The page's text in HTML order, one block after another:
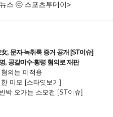
스 ⓒ 스포츠투데이>
, 문자·녹취록 증거 공개 [ST이슈]
, 공갈미수·횡령 혐의로 재판
의는 미적용
미모 [스타엿보기]
박 오가는 소모전 [ST이슈]